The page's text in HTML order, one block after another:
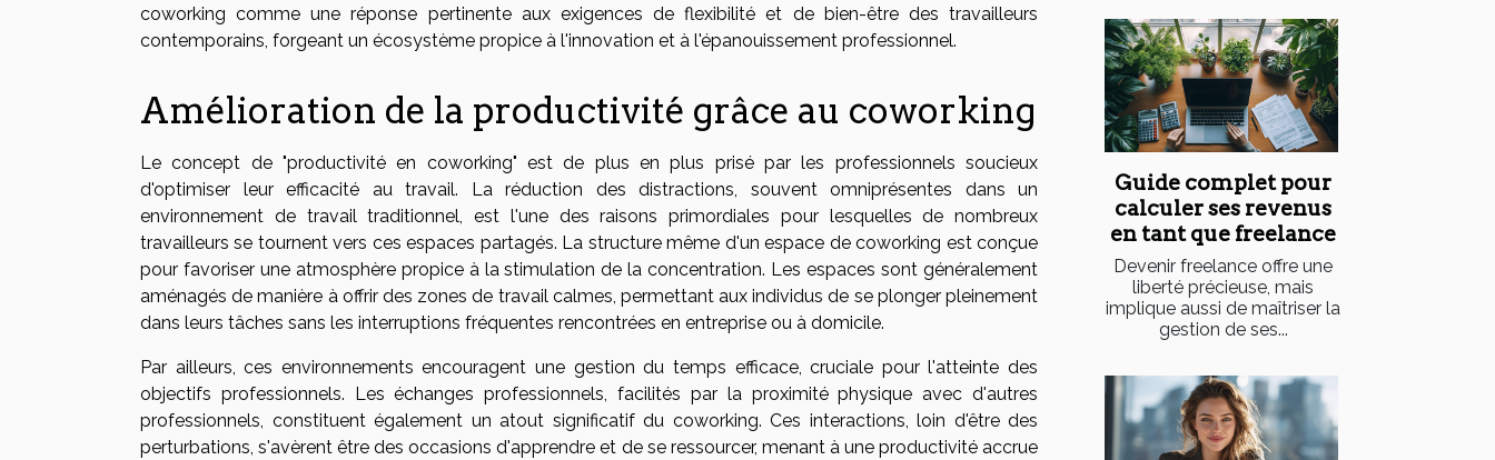
coworking comme une réponse pertinente aux exigences de flexibilité et de bien-être des travailleurs
contemporains, forgeant un écosystème propice à l'innovation et à l'épanouissement professionnel.
Amélioration de la productivité grâce au coworking
Le concept de "productivité en coworking" est de plus en plus prisé par les professionnels soucieux
d'optimiser leur efficacité au travail. La réduction des distractions, souvent omniprésentes dans un
environnement de travail traditionnel, est l'une des raisons primordiales pour lesquelles de nombreux
travailleurs se tournent vers ces espaces partagés. La structure même d'un espace de coworking est conçue
pour favoriser une atmosphère propice à la stimulation de la concentration. Les espaces sont généralement
aménagés de manière à offrir des zones de travail calmes, permettant aux individus de se plonger pleinement
dans leurs tâches sans les interruptions fréquentes rencontrées en entreprise ou à domicile.
Par ailleurs, ces environnements encouragent une gestion du temps efficace, cruciale pour l'atteinte des
objectifs professionnels. Les échanges professionnels, facilités par la proximité physique avec d'autres
professionnels, constituent également un atout significatif du coworking. Ces interactions, loin d'être des
perturbations, s'avèrent être des occasions d'apprendre et de se ressourcer, menant à une productivité accrue
Guide complet pour
calculer ses revenus
en tant que freelance
Devenir freelance offre une
liberté précieuse, mais
implique aussi de maîtriser la
gestion de ses...